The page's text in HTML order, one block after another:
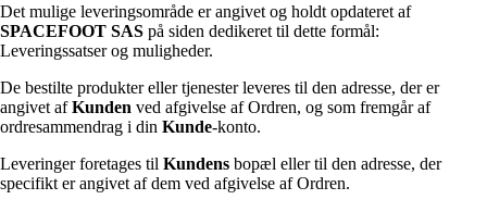
Det mulige leveringsområde er angivet og holdt opdateret af
SPACEFOOT SAS på siden dedikeret til dette formål:
Leveringssatser og muligheder.
De bestilte produkter eller tjenester leveres til den adresse, der er
angivet afKunden ved afgivelse af Ordren, og som fremgår af
ordresammendrag i din Kunde-konto.
Leveringer foretages til Kundens bopæl eller til den adresse, der
specifikt er angivet af dem ved afgivelse af Ordren.